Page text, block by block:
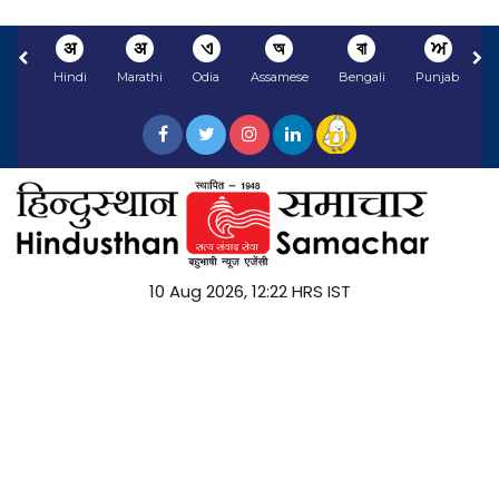
अ
Hindi
अ
Marathi
ଏ
Odia
অ
Assamese
বা
Bengali
ਅ
Punjabi
10 Aug 2026, 12:22 HRS IST